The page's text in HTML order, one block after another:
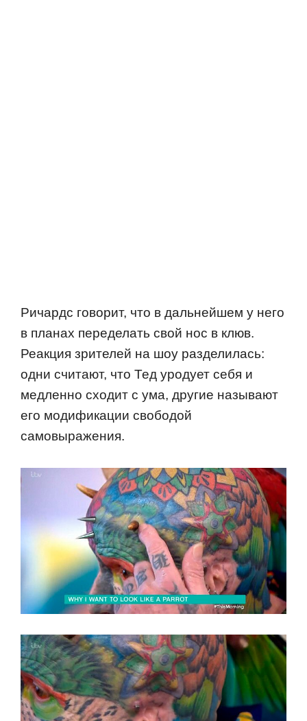
Ричардс говорит, что в дальнейшем у него
в планах переделать свой нос в клюв.
Реакция зрителей на шоу разделилась:
одни считают, что Тед уродует себя и
медленно сходит с ума, другие называют
его модификации свободой
самовыражения.